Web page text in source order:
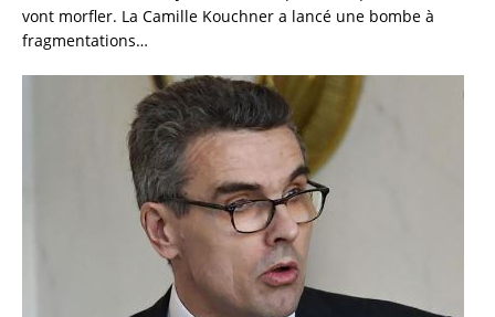
vont morfler. La Camille Kouchner a lancé une bombe à
fragmentations…